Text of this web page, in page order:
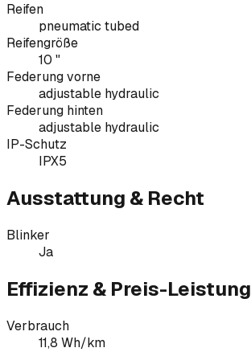
Reifen
pneumatic tubed
Reifengröße
10 "
Federung vorne
adjustable hydraulic
Federung hinten
adjustable hydraulic
IP-Schutz
IPX5
Ausstattung & Recht
Blinker
Ja
Effizienz & Preis-Leistung
Verbrauch
11,8 Wh/km